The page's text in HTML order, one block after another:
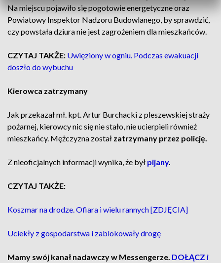
Na miejscu pojawiło się pogotowie energetyczne oraz
Powiatowy Inspektor Nadzoru Budowlanego, by sprawdzić,
czy powstała dziura nie jest zagrożeniem dla mieszkańców.
CZYTAJ TAKŻE: Uwięziony w ogniu. Podczas ewakuacji
doszło do wybuchu
Kierowca zatrzymany
Jak przekazał mł. kpt. Artur Burchacki z pleszewskiej straży
pożarnej, kierowcy nic się nie stało, nie ucierpieli również
mieszkańcy. Mężczyzna został zatrzymany przez policję.
Z nieoficjalnych informacji wynika, że był pijany.
CZYTAJ TAKŻE:
Koszmar na drodze. Ofiara i wielu rannych [ZDJĘCIA]
Uciekły z gospodarstwa i zablokowały drogę
Mamy swój kanał nadawczy w Messengerze. DOŁĄCZ i